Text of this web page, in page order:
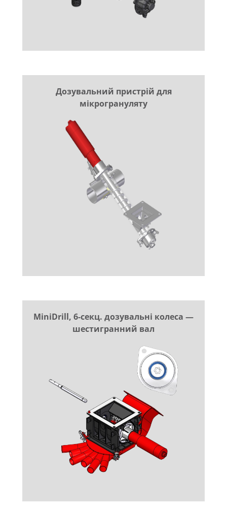
Дозувальний пристрій для
мікрогрануляту
MiniDrill, 6-секц. дозувальні колеса —
шестигранний вал